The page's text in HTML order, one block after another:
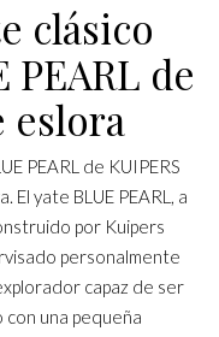
clásico
de
eslora
PEARL de KUIPERS
yate BLUE PEARL, a
por Kuipers
personalmente
capaz de ser
una pequeña